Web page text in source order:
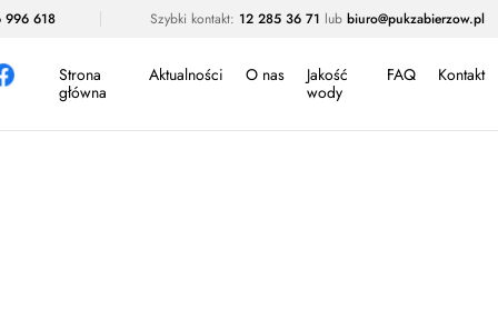
996 618 Szybki kontakt: 12 285 36 71 lub biuro@pukzabierzow.pl
Strona
główna
Aktualności O nas
Jakość
wody
FAQ Kontakt